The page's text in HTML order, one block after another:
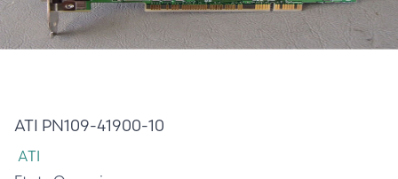
ATI PN109-41900-10
ATI